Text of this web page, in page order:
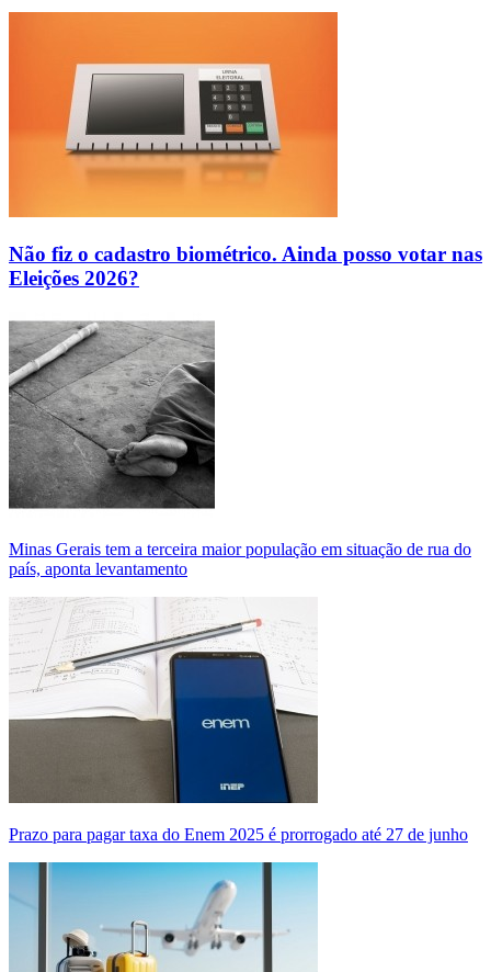
Não fiz o cadastro biométrico. Ainda posso votar nas
Eleições 2026?
Minas Gerais tem a terceira maior população em situação de rua do
país, aponta levantamento
Prazo para pagar taxa do Enem 2025 é prorrogado até 27 de junho